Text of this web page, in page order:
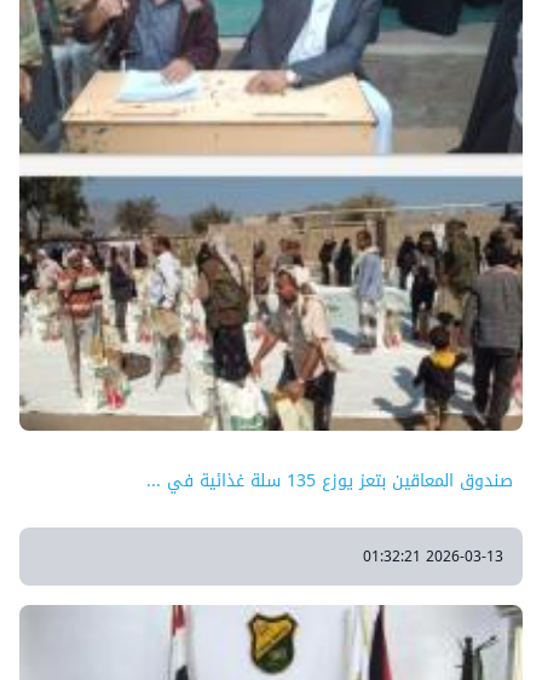
صندوق المعاقين بتعز يوزع 135 سلة غذائية في ...
2026-03-13 01:32:21